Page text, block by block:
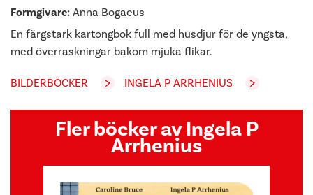
Formgivare: Anna Bogaeus
En färgstark kartongbok full med husdjur för de yngsta,
med överraskningar bakom mjuka flikar.
BILDERBÖCKER INGELA P ARRHENIUS
Fler böcker av Ingela P
Arrhenius